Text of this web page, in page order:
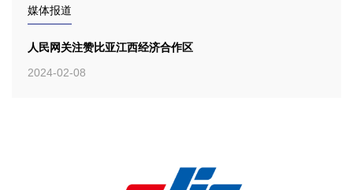
媒体报道
人民网关注赞比亚江西经济合作区
2024-02-08